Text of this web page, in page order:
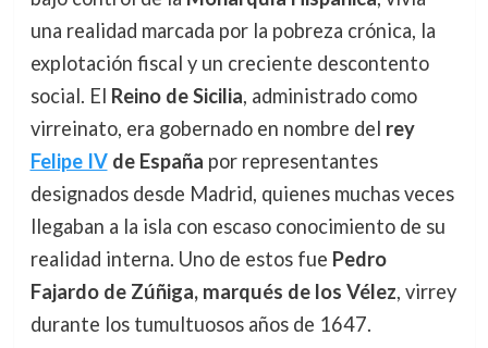
una realidad marcada por la pobreza crónica, la
explotación fiscal y un creciente descontento
social. El Reino de Sicilia, administrado como
virreinato, era gobernado en nombre del rey
Felipe IVde España por representantes
designados desde Madrid, quienes muchas veces
llegaban a la isla con escaso conocimiento de su
realidad interna. Uno de estos fue Pedro
Fajardo de Zúñiga, marqués de los Vélez, virrey
durante los tumultuosos años de 1647.